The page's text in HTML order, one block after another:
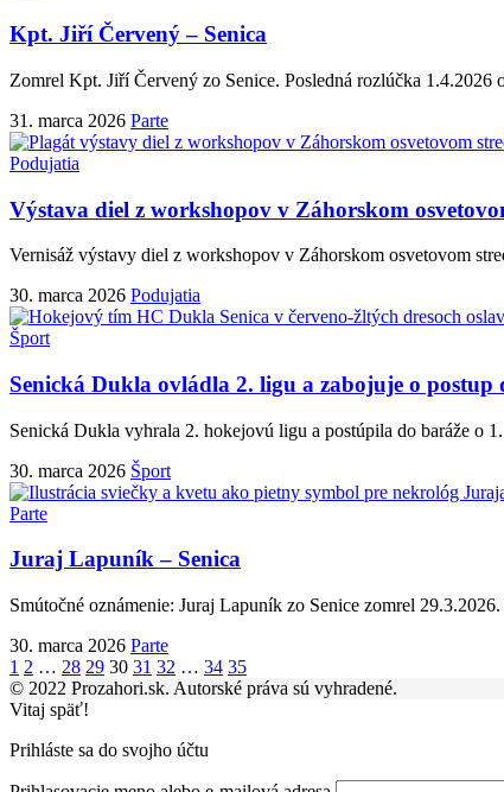
Kpt. Jiří Červený – Senica
Zomrel Kpt. Jiří Červený zo Senice. Posledná rozlúčka 1.4.2026
31. marca 2026 Parte
Podujatia
Výstava diel z workshopov v Záhorskom
Vernisáž výstavy diel z workshopov v Záhorskom osvetovom
30. marca 2026 Podujatia
Šport
Senická Dukla ovládla 2. ligu a zabojuje o
Senická Dukla vyhrala 2. hokejovú ligu a postúpila do baráže o 1.
30. marca 2026 Šport
Parte
Juraj Lapuník – Senica
Smútočné oznámenie: Juraj Lapuník zo Senice zomrel
30. marca 2026 Parte
1 2 … 28 29 30 31 32 … 34 35
© 2022 Prozahori.sk. Autorské práva sú vyhradené.
Vitaj späť!
Prihláste sa do svojho účtu